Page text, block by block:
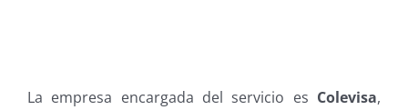
La empresa encargada del servicio es Colevisa,